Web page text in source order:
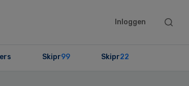
Inloggen
Search
Skipr99 Skipr22